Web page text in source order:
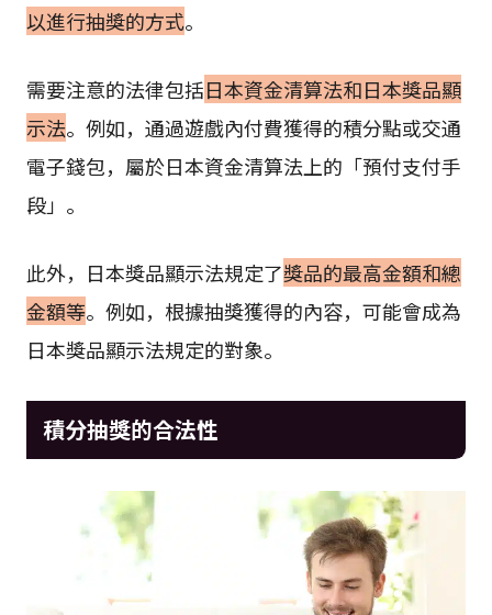
以進行抽獎的方式。
需要注意的法律包括日本資金清算法和日本獎品顯
示法。例如，通過遊戲內付費獲得的積分點或交通
電子錢包，屬於日本資金清算法上的「預付支付手
段」。
此外，日本獎品顯示法規定了獎品的最高金額和總
金額等。例如，根據抽獎獲得的內容，可能會成為
日本獎品顯示法規定的對象。
積分抽獎的合法性